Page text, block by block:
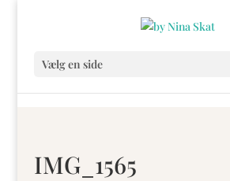
Vælg en side
IMG_1565